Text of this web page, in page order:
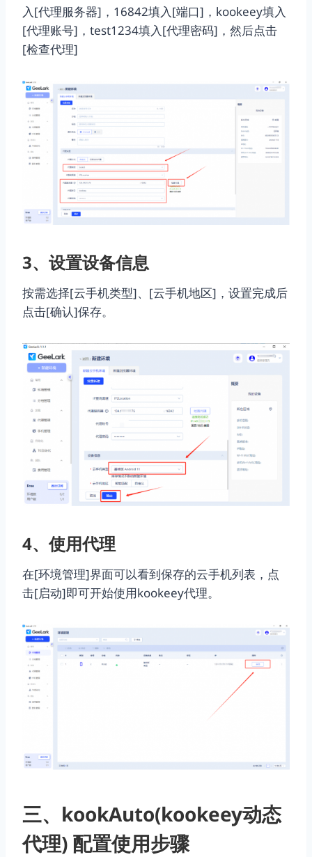
入[代理服务器]，16842填入[端口]，kookeey填入
[代理账号]，test1234填入[代理密码]，然后点击
[检查代理]
3、设置设备信息
按需选择[云手机类型]、[云手机地区]，设置完成后
点击[确认]保存。
4、使用代理
在[环境管理]界面可以看到保存的云手机列表，点
击[启动]即可开始使用kookeey代理。
三、kookAuto(kookeey动态
代理) 配置使用步骤